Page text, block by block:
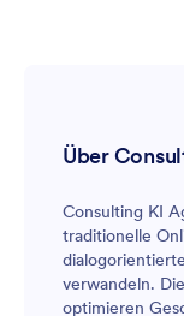
Über
Consulting KI
traditionelle
verwandeln.
optimieren